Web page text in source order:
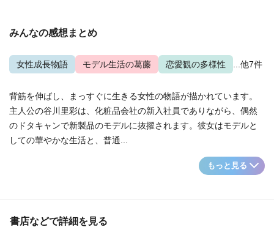
みんなの感想まとめ
女性成長物語 モデル生活の葛藤 恋愛観の多様性 ...他7件
背筋を伸ばし、まっすぐに生きる女性の物語が描かれています。
主人公の谷川里彩は、化粧品会社の新入社員でありながら、偶然
のドタキャンで新製品のモデルに抜擢されます。彼女はモデルと
しての華やかな生活と、普通...
もっと見る
書店などで詳細を見る